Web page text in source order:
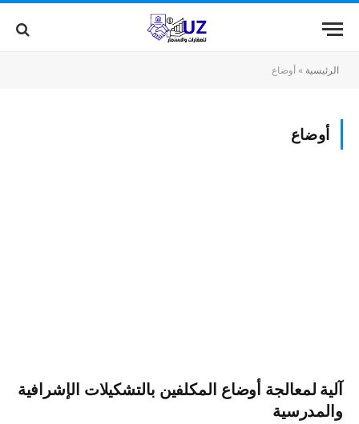
الرئيسية » أوضاع
أوضاع
آلية لمعالجة أوضاع المكلفين بالتشكيلات الإشرافية
والمدرسية